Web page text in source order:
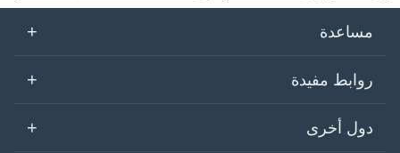
مساعدة +
روابط مفيدة +
دول أخرى +